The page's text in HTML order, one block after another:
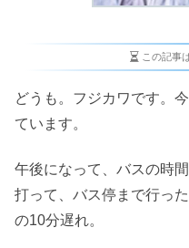
この記事
どうも。フジカワです。
ています。
午後になって、バスの時
打って、バス停まで行っ
の10分遅れ。